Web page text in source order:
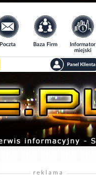
Poczta Baza Firm
Informator
miejski
reklama